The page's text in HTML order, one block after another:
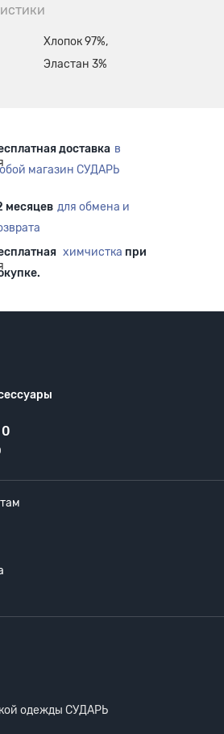
Хлопок 97%,
Эластан 3%
доставка в
магазин СУДАРЬ
месяцев для обмена и
химчистка при
одежды СУДАРЬ